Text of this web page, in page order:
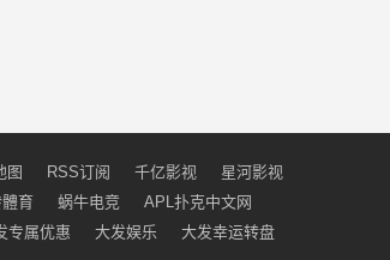
图 RSS订阅 千亿影视
星河影视
育 蜗牛电竞
APL扑克中文网
专属优惠 大发娱乐
大发幸运转盘